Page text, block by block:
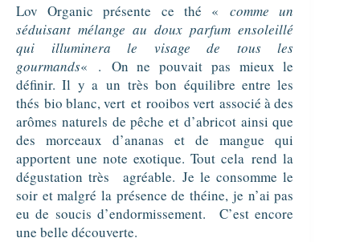
Lov Organic présente ce thé «comme un
séduisant mélange au doux parfum ensoleillé
qui illuminera le visage de tous les
gourmands« . On ne pouvait pas mieux le
définir. Il y a un très bon équilibre entre les
thésbio blanc, vert et rooibos vert associé à des
arômes naturels de pêche et d’abricot ainsi que
des morceaux d’ananas et de mangue qui
apportent une note exotique. Tout celarend la
dégustation très agréable. Je le consomme le
soir et malgré la présence de théine, je n’ai pas
eu de soucis d’endormissement. C’est encore
une belle découverte.